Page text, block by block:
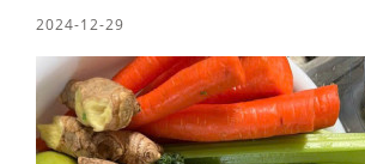
2024-12-29